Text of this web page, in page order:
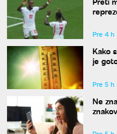
Pre 4 h
Kako
je
Pre 5 h
Ne